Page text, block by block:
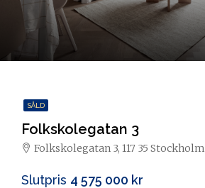
SÅLD
Folkskolegatan 3
Folkskolegatan 3, 117 35 Stockholm
Slutpris 4 575 000 kr